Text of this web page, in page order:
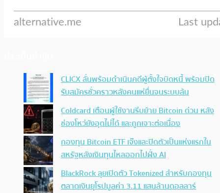
CLICX ลั่นพร้อมดำเนินคดีผู้ตั้งใจบิดหนี้ พร้อมปิด
รับสมัครชั่วคราวหลังคนแห่ยื่นจนระบบล้น
Coldcard เตือนผู้ใช้งานรีบย้าย Bitcoin ด่วน หลัง
ช่องโหว่ยังอุดไม่ได้ และถูกเจาะต่อเนื่อง
กองทุน Bitcoin ETF เจ๊งและปิดตัวเป็นแห่งแรกใน
สหรัฐหลังเงินทุนไหลออกไปฝั่ง AI
BlackRock ลุยเปิดตัว Tokenized สำหรับกองทุน
ตลาดเงินยุโรปมูลค่า 3.11 แสนล้านดอลลาร์